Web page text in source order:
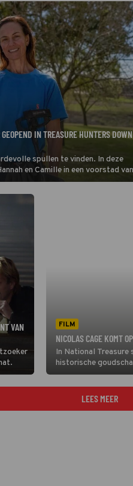
IN TREASURE HUNTERS DOWN
spullen te vinden. In deze
en Camille in een voorstad van
bende op te sporen.
VAN
FILM
NICOLAS CAGE KOMT
In National Treasure
historische
LEES MEER